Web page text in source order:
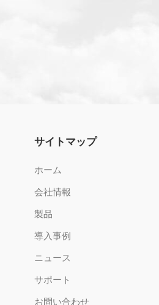
サイトマップ
ホーム
会社情報
製品
導入事例
ニュース
サポート
お問い合わせ